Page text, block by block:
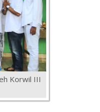
Korwil III